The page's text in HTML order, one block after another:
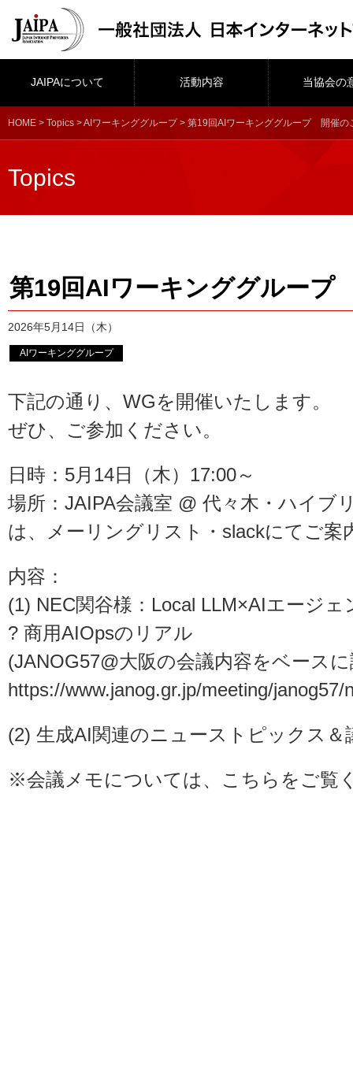
JAIPAについて 活動内容 当協会の
HOME > Topics >AIワーキンググループ> 第19回AIワーキンググループ 開催の
Topics
第19回AIワーキンググルー
2026年5月14日（木）
AIワーキンググループ
下記の通り、WGを開催いたします。
ぜひ、ご参加ください。
日時：5月14日（木）17:00～
場所：JAIPA会議室 @ 代々木・ハイ
は、メーリングリスト・slackにてご案
内容：
(1) NEC関谷様：Local LLM×AIエージ
? 商用AIOpsのリアル
(JANOG57@大阪の会議内容をベース
https://www.janog.gr.jp/meeting/janog57/
(2) 生成AI関連のニューストピックス＆
※会議メモについては、こちらをご覧